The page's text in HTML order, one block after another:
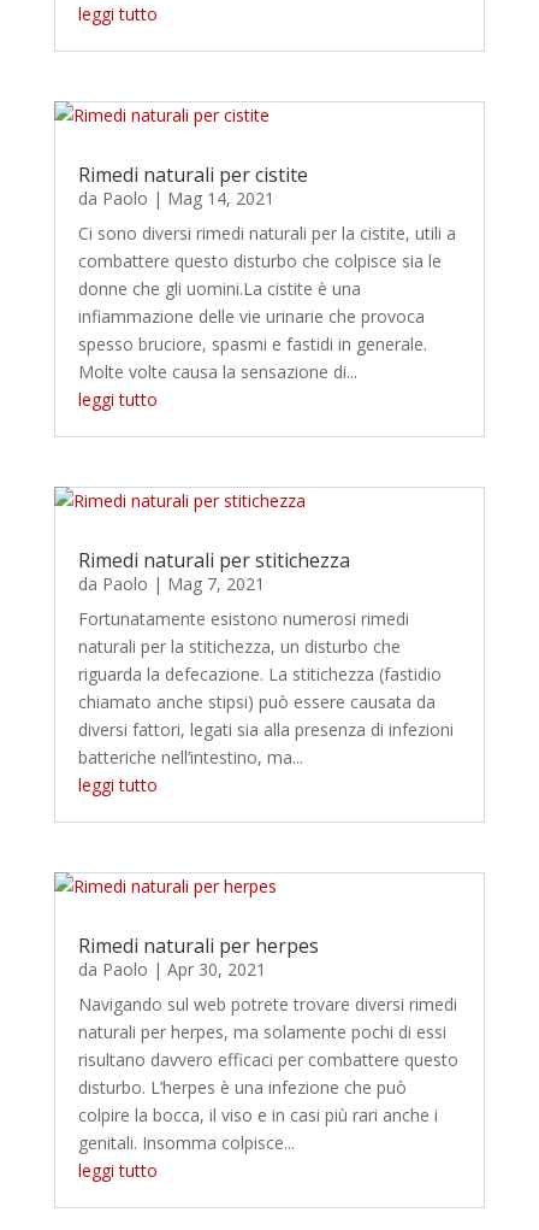
leggi tutto
Rimedi naturali per cistite
da Paolo | Mag 14, 2021
Ci sono diversi rimedi naturali per la cistite, utili a
combattere questo disturbo che colpisce sia le
donne che gli uomini.La cistite è una
infiammazione delle vie urinarie che provoca
spesso bruciore, spasmi e fastidi in generale.
Molte volte causa la sensazione di...
leggi tutto
Rimedi naturali per stitichezza
da Paolo | Mag 7, 2021
Fortunatamente esistono numerosi rimedi
naturali per la stitichezza, un disturbo che
riguarda la defecazione. La stitichezza (fastidio
chiamato anche stipsi) può essere causata da
diversi fattori, legati sia alla presenza di infezioni
batteriche nell’intestino, ma...
leggi tutto
Rimedi naturali per herpes
da Paolo | Apr 30, 2021
Navigando sul web potrete trovare diversi rimedi
naturali per herpes, ma solamente pochi di essi
risultano davvero efficaci per combattere questo
disturbo. L’herpes è una infezione che può
colpire la bocca, il viso e in casi più rari anche i
genitali. Insomma colpisce...
leggi tutto